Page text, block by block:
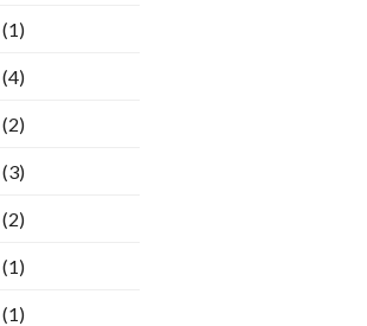
(1)
(4)
(2)
(3)
(2)
(1)
(1)